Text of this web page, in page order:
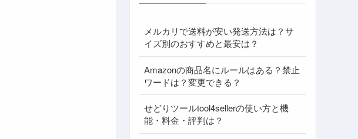
メルカリで送料が安い発送方法は？サ
イズ別のおすすめと最安は？
Amazonの商品名にルールはある？禁止
ワードは？変更できる？
せどりツールtool4sellerの使い方と機
能・料金・評判は？